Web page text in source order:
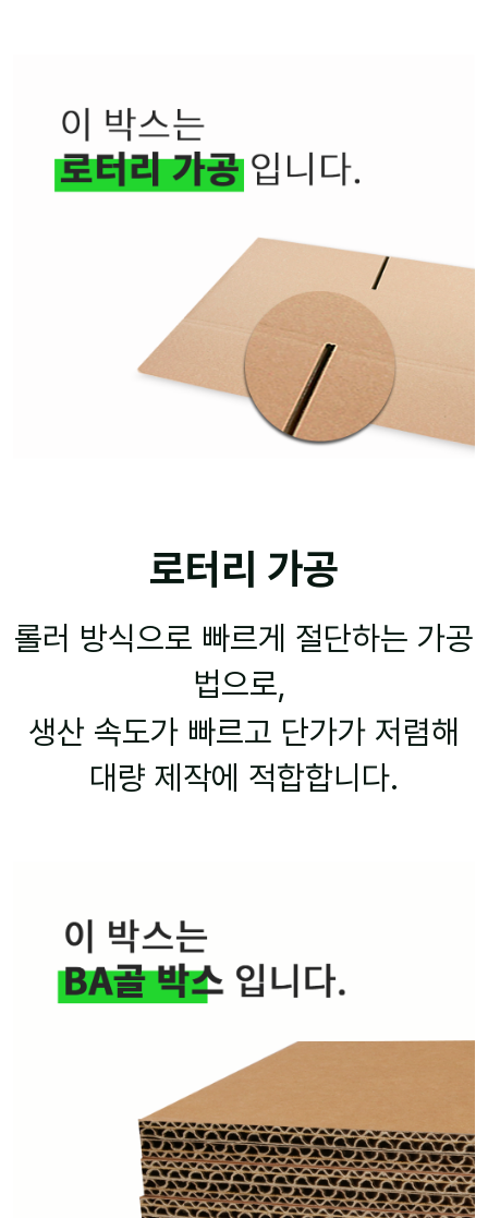
로터리 가공
롤러 방식으로 빠르게 절단하는 가공
법으로,
생산 속도가 빠르고 단가가 저렴해
대량 제작에 적합합니다.